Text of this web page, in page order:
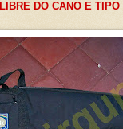
DO CANO E